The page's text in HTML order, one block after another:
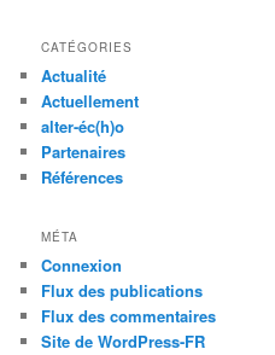
CATÉGORIES
Actualité
Actuellement
alter-éc(h)o
Partenaires
Références
MÉTA
Connexion
Flux des publications
Flux des commentaires
Site de WordPress-FR